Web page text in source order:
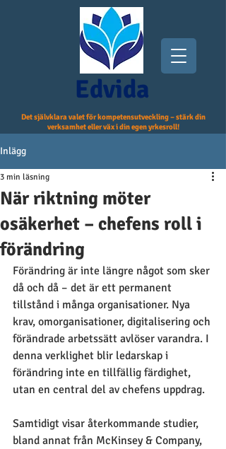
Edvida
Det självklara valet för kompetensutveckling – stärk din
verksamhet eller väx i din egen yrkesroll!
Inlägg
När riktning möter
osäkerhet – chefens roll i
förändring
3 min läsning
Förändring är inte längre något som sker
då och då – det är ett permanent
tillstånd i många organisationer. Nya
krav, omorganisationer, digitalisering och
förändrade arbetssätt avlöser varandra. I
denna verklighet blir ledarskap i
förändring inte en tillfällig färdighet,
utan en central del av chefens uppdrag.
Samtidigt visar återkommande studier,
bland annat från McKinsey & Company,